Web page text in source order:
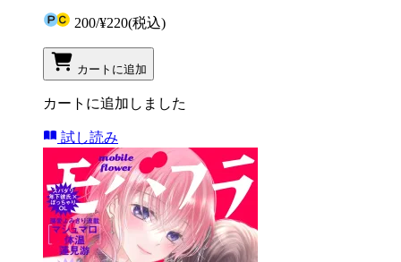
200/¥220(税込)
カートに追加
カートに追加しました
試し読み